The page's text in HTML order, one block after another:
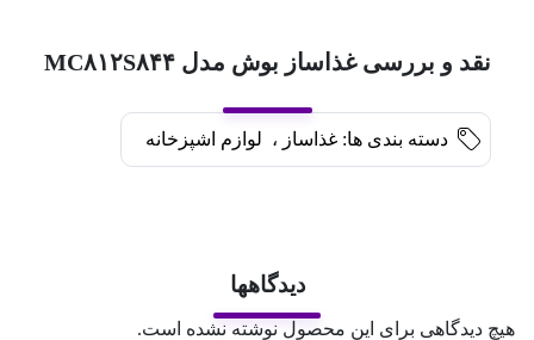
نقد و بررسی غذاساز بوش مدل MC۸۱۲S۸۴۴
دسته بندی ها: غذاساز ، لوازم اشپزخانه
دیدگاهها
هیچ دیدگاهی برای این محصول نوشته نشده است.